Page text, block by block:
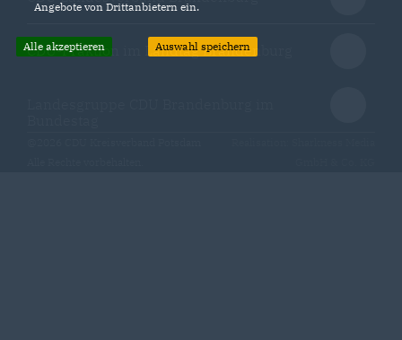
CDU-Fraktion im Landtag Brandenburg
Angebote von Drittanbietern ein.
Alle akzeptieren Auswahl speichern